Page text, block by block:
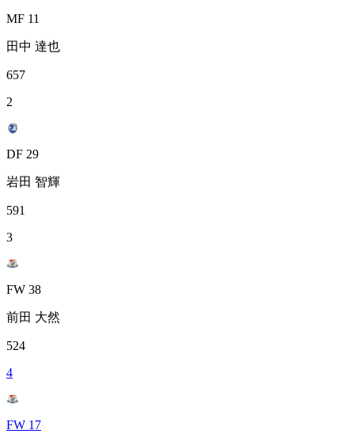
MF 11
田中 達也
657
2
DF 29
岩田 智輝
591
3
FW 38
前田 大然
524
4
FW 17